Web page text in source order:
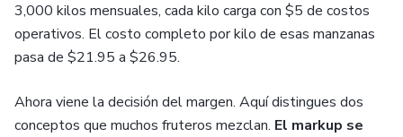
3,000 kilos mensuales, cada kilo carga con $5 de costos
operativos. El costo completo por kilo de esas manzanas
pasa de $21.95 a $26.95.
Ahora viene la decisión del margen. Aquí distingues dos
conceptos que muchos fruteros mezclan. El markup se